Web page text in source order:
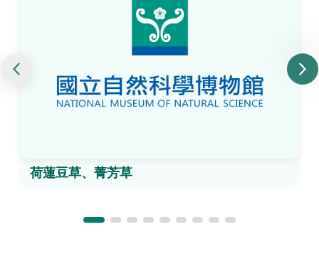
荷蓮豆草、菁芳草